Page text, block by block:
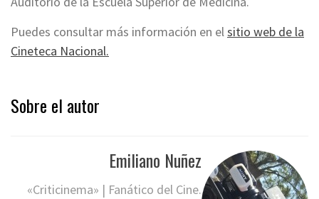
Puedes consultar más información en elsitio web de la
Cineteca Nacional.
Sobre el autor
Emiliano Nuñez
«Criticinema» | Fanático del Cine.